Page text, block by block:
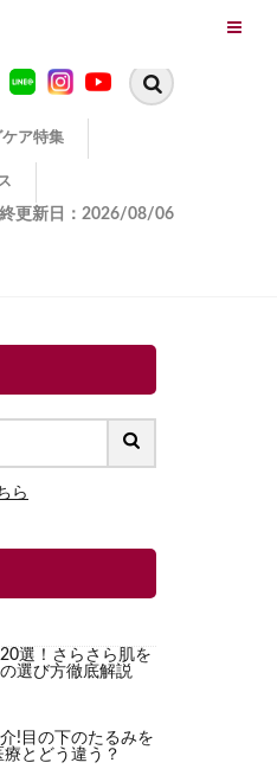
ント
ア特集
更新日：2026/08/06
ら
選！さらさら肌を
選び方徹底解説
!目の下のたるみを
とどう違う？